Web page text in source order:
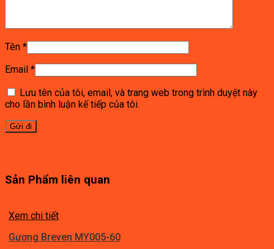
Tên *
Email *
Lưu tên của tôi, email, và trang web trong trình duyệt này
cho lần bình luận kế tiếp của tôi.
Sản Phẩm liên quan
Xem chi tiết
Gương Breven MY005-60